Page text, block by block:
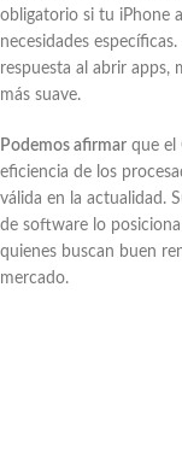
obligatorio si tu iPhone
necesidades
respuesta al abrir apps,
más suave.
Podemos afirmar que el
eficiencia de los
válida en la actualidad.
de software lo
quienes buscan buen
mercado.